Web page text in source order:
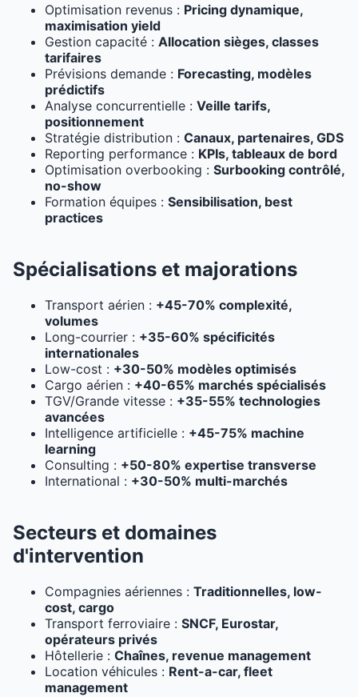
Optimisation revenus : Pricing dynamique,
maximisation yield
Gestion capacité : Allocation sièges, classes
tarifaires
Prévisions demande : Forecasting, modèles
prédictifs
Analyse concurrentielle : Veille tarifs,
positionnement
Stratégie distribution : Canaux, partenaires, GDS
Reporting performance : KPIs, tableaux de bord
Optimisation overbooking : Surbooking contrôlé,
no-show
Formation équipes : Sensibilisation, best
practices
Spécialisations et majorations
Transport aérien : +45-70% complexité,
volumes
Long-courrier : +35-60% spécificités
internationales
Low-cost : +30-50% modèles optimisés
Cargo aérien : +40-65% marchés spécialisés
TGV/Grande vitesse : +35-55% technologies
avancées
Intelligence artificielle : +45-75% machine
learning
Consulting : +50-80% expertise transverse
International : +30-50% multi-marchés
Secteurs et domaines
d'intervention
Compagnies aériennes : Traditionnelles, low-
cost, cargo
Transport ferroviaire : SNCF, Eurostar,
opérateurs privés
Hôtellerie : Chaînes, revenue management
Location véhicules : Rent-a-car, fleet
management